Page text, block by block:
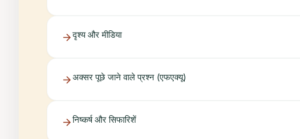
दृश्य और मीडिया
अक्सर पूछे जाने वाले प्रश्न (एफएक्यू)
निष्कर्ष और सिफारिशें